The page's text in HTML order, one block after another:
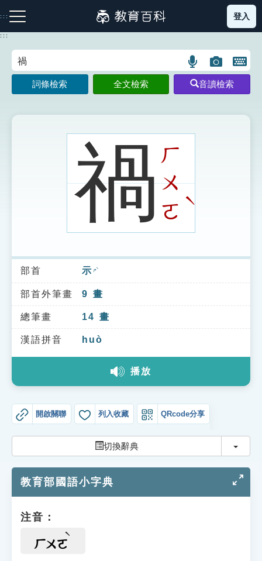
到
主
:::
注音索引圖示 筆畫索引圖示 部首索引表圖示
索引選單
知識索引
單字索引
生命大百科索引
教學應用
貓頭鷹博士
登入
:::
語
言
搜
示
圖
片
搜
開
鍵
圖
詞條檢索 全文檢索 音讀檢索
禍ㄏ
ㄨ
ㄛ
ˋ
部首 示 ㄕˋ
部首外筆畫 9 畫
總筆畫 14 畫
漢語拼音 huò
播放
開啟關聯 列入收藏 QRcode分享
切換辭典 切換
教育部國語小字典
注音：
ㄏㄨㄛ